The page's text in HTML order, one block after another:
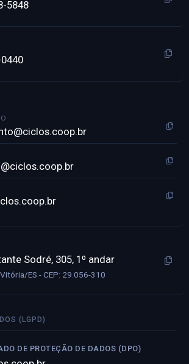
5848
Sodré, 305, 1º andar
ES - CEP: 29.056-310
(LGPD)
DE PROTEÇÃO DE DADOS (DPO)